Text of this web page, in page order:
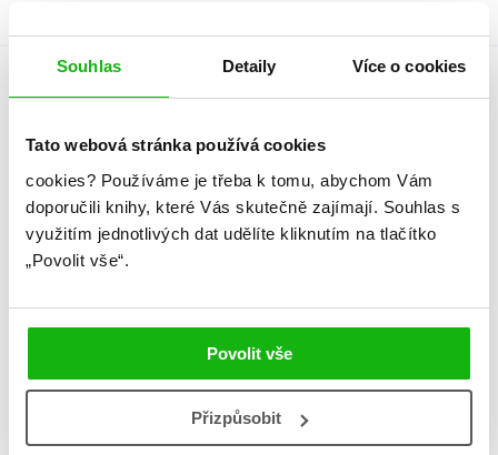
Souhlas Detaily Více o cookies
Tato webová stránka používá cookies
cookies? Používáme je třeba k tomu, abychom Vám
doporučili knihy, které Vás skutečně zajímají. Souhlas s
využitím jednotlivých dat udělíte kliknutím na tlačítko
„Povolit vše“.
Povolit vše
Přizpůsobit
Autor knihy